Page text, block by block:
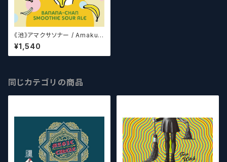
《池》アマクサソナー / Amakus
a sonar beer BANANA-CHA
N【クラフトビールシザーズ】
¥1,540
同じカテゴリの商品